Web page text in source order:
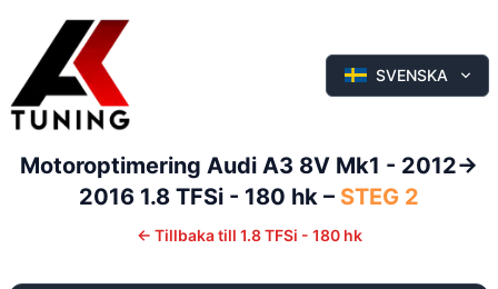
SVENSKA
Motoroptimering Audi A3 8V Mk1 - 2012->
2016 1.8 TFSi - 180 hk – STEG 2
← Tillbaka till 1.8 TFSi - 180 hk